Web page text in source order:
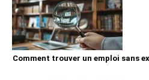
Comment trouver un emploi sans